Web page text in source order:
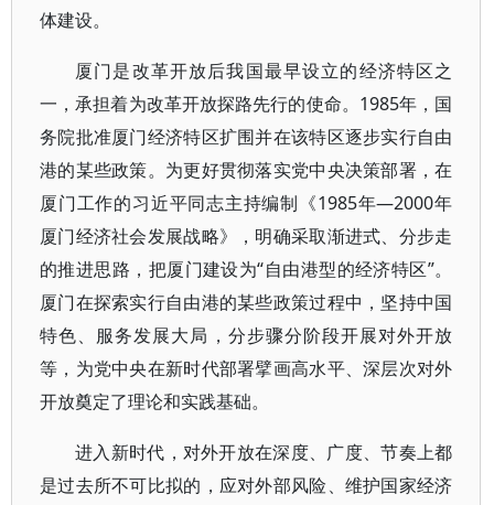
体建设。
厦门是改革开放后我国最早设立的经济特区之
一，承担着为改革开放探路先行的使命。1985年，国
务院批准厦门经济特区扩围并在该特区逐步实行自由
港的某些政策。为更好贯彻落实党中央决策部署，在
厦门工作的习近平同志主持编制《1985年—2000年
厦门经济社会发展战略》，明确采取渐进式、分步走
的推进思路，把厦门建设为“自由港型的经济特区”。
厦门在探索实行自由港的某些政策过程中，坚持中国
特色、服务发展大局，分步骤分阶段开展对外开放
等，为党中央在新时代部署擘画高水平、深层次对外
开放奠定了理论和实践基础。
进入新时代，对外开放在深度、广度、节奏上都
是过去所不可比拟的，应对外部风险、维护国家经济